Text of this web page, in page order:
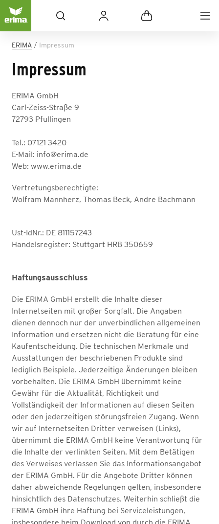
ERIMA Impressum
Impressum
ERIMA GmbH
Carl-Zeiss-Straße 9
72793 Pfullingen
Tel.: 07121 3420
E-Mail: info@erima.de
Web: www.erima.de
Vertretungsberechtigte:
Wolfram Mannherz, Thomas Beck, Andre Bachmann
Ust-IdNr.: DE 811157243
Handelsregister: Stuttgart HRB 350659
Haftungsausschluss
Die ERIMA GmbH erstellt die Inhalte dieser
Internetseiten mit großer Sorgfalt. Die Angaben
dienen dennoch nur der unverbindlichen allgemeinen
Information und ersetzen nicht die Beratung für eine
Kaufentscheidung. Die technischen Merkmale und
Ausstattungen der beschriebenen Produkte sind
lediglich Beispiele. Jederzeitige Änderungen bleiben
vorbehalten. Die ERIMA GmbH übernimmt keine
Gewähr für die Aktualität, Richtigkeit und
Vollständigkeit der Informationen auf diesen Seiten
oder den jederzeitigen störungsfreien Zugang. Wenn
wir auf Internetseiten Dritter verweisen (Links),
übernimmt die ERIMA GmbH keine Verantwortung für
die Inhalte der verlinkten Seiten. Mit dem Betätigen
des Verweises verlassen Sie das Informationsangebot
der ERIMA GmbH. Für die Angebote Dritter können
daher abweichende Regelungen gelten, insbesondere
hinsichtlich des Datenschutzes. Weiterhin schließt die
ERIMA GmbH ihre Haftung bei Serviceleistungen,
insbesondere beim Download von durch die ERIMA